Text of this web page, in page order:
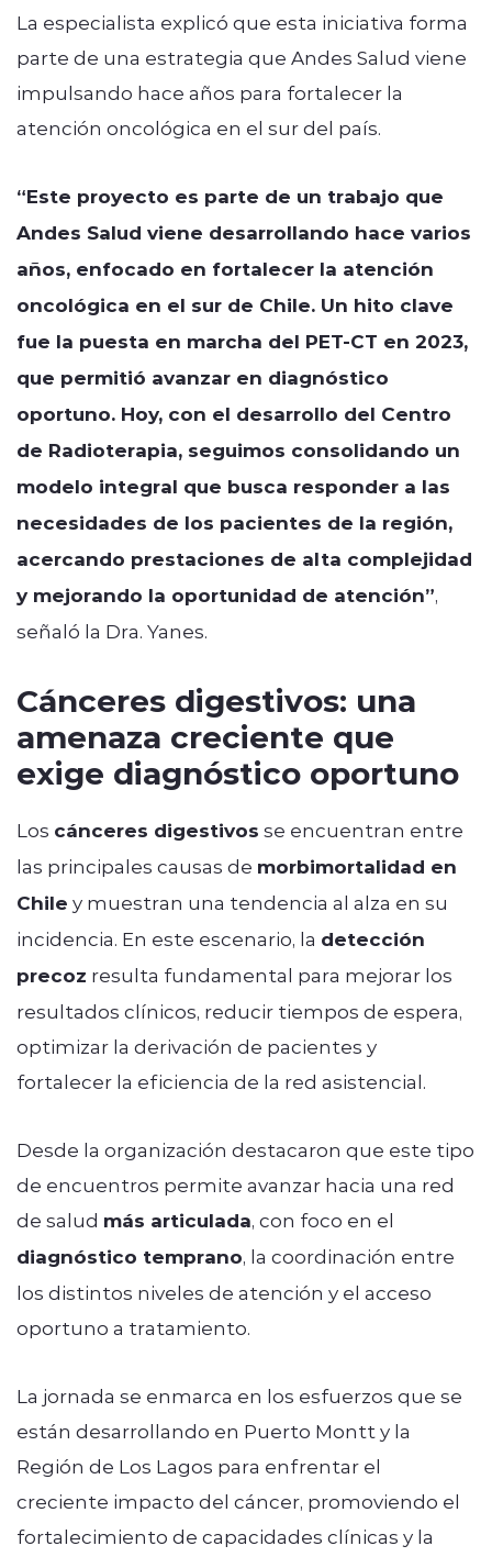
La especialista explicó que esta iniciativa forma
parte de una estrategia que Andes Salud viene
impulsando hace años para fortalecer la
atención oncológica en el sur del país.
“Este proyecto es parte de un trabajo que
Andes Salud viene desarrollando hace varios
años, enfocado en fortalecer la atención
oncológica en el sur de Chile. Un hito clave
fue la puesta en marcha del PET-CT en 2023,
que permitió avanzar en diagnóstico
oportuno. Hoy, con el desarrollo del Centro
de Radioterapia, seguimos consolidando un
modelo integral que busca responder a las
necesidades de los pacientes de la región,
acercando prestaciones de alta complejidad
y mejorando la oportunidad de atención”,
señaló la Dra. Yanes.
Cánceres digestivos: una
amenaza creciente que
exige diagnóstico oportuno
Los cánceres digestivos se encuentran entre
las principales causas de morbimortalidad en
Chile y muestran una tendencia al alza en su
incidencia. En este escenario, la detección
precoz resulta fundamental para mejorar los
resultados clínicos, reducir tiempos de espera,
optimizar la derivación de pacientes y
fortalecer la eficiencia de la red asistencial.
Desde la organización destacaron que este tipo
de encuentros permite avanzar hacia una red
de salud más articulada, con foco en el
diagnóstico temprano, la coordinación entre
los distintos niveles de atención y el acceso
oportuno a tratamiento.
La jornada se enmarca en los esfuerzos que se
están desarrollando en Puerto Montt y la
Región de Los Lagos para enfrentar el
creciente impacto del cáncer, promoviendo el
fortalecimiento de capacidades clínicas y la